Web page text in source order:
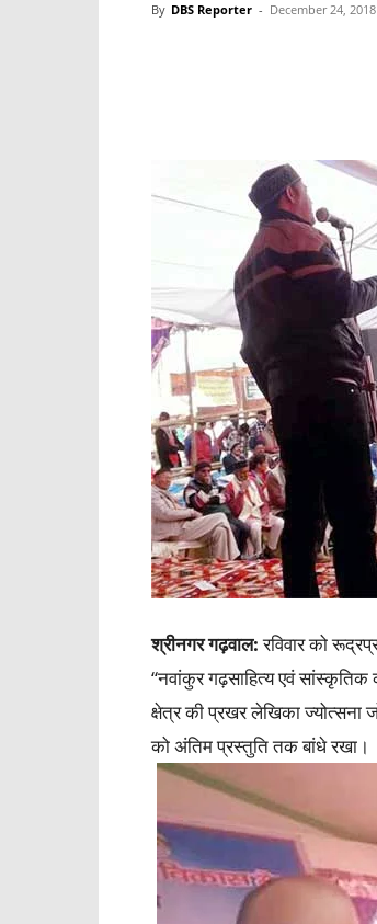
By DBS Reporter - December 24, 2018
श्रीनगर गढ़वाल:रविवार को
“नवांकुर गढ़साहित्य एवं
क्षेत्र की प्रखर लेखिका
को अंतिम प्रस्तुति तक बांधे रखा।